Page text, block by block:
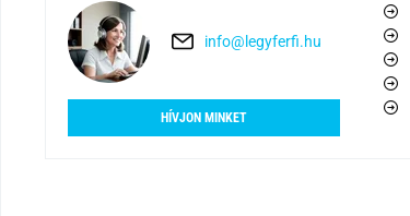
info@legyferfi.hu
HÍVJON MINKET